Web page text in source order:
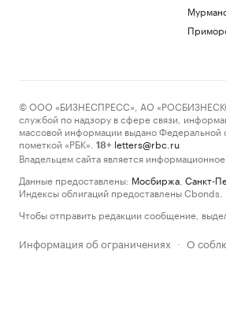
© ООО «БИЗНЕСПРЕСС», АО
службой по надзору в сфере связи,
массовой информации выдано
пометкой «РБК».
18+ letters@rbc.ru
Владельцем сайта является информационное
Данные предоставлены: Мосбиржа Санкт-
Индексы облигаций предоставлены Cbonds.
Чтобы отправить редакции сообщение,
Информация об ограничениях · О